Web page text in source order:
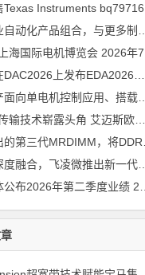
海国际电机博览会 2026年7月30日
东芝开始量产面向单电机控制应用、搭载Arm Cortex M4内核的小型微控制器
microLED光传输技术崭露头角 艾迈斯欧司朗模拟平台加速AI数据中心高速互连设计
成像与计算深度融合，飞凌微推出新一代车载视觉处理SoC M2
公布2026年第二季度业绩 2026年7月30日